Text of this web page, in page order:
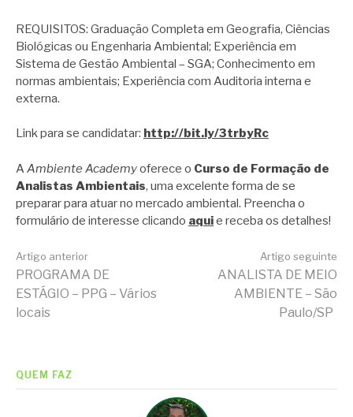
REQUISITOS: Graduação Completa em Geografia, Ciências
Biológicas ou Engenharia Ambiental; Experiência em
Sistema de Gestão Ambiental – SGA; Conhecimento em
normas ambientais; Experiência com Auditoria interna e
externa.
Link para se candidatar: http://bit.ly/3trbyRc
AAmbiente Academyoferece o Curso de Formação de
Analistas Ambientais, uma excelente forma de se
preparar para atuar no mercado ambiental. Preencha o
formulário de interesse clicando aquie receba os detalhes!
Continue
lendo
Artigo anterior
PROGRAMA DE
ESTÁGIO – PPG – Vários
locais
Artigo seguinte
ANALISTA DE MEIO
AMBIENTE – São
Paulo/SP
QUEM FAZ